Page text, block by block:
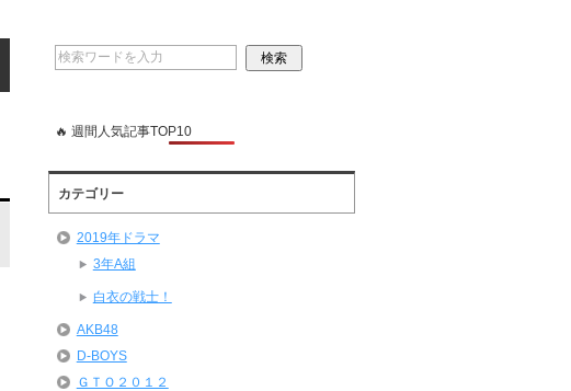
🔥 週間人気記事TOP10
カテゴリー
2019年ドラマ
3年A組
白衣の戦士！
AKB48
D-BOYS
ＧＴＯ２０１２